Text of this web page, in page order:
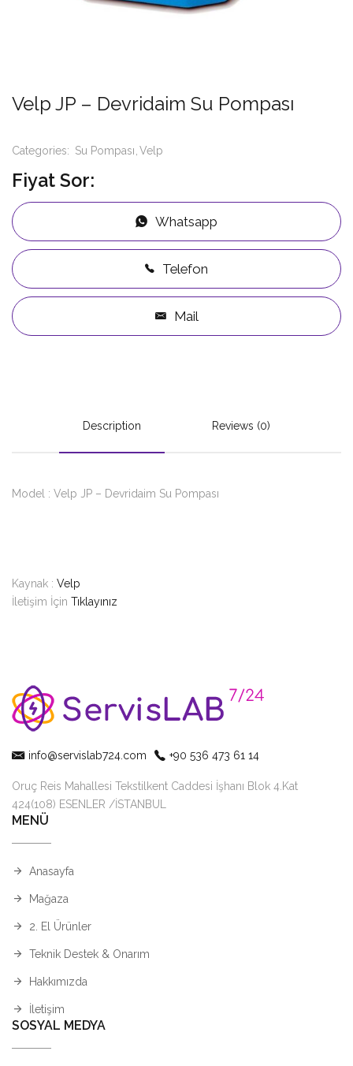
Velp JP – Devridaim Su Pompası
Categories: Su Pompası Velp
Fiyat Sor:
Whatsapp
Telefon
Mail
Description Reviews (0)
Model : Velp JP – Devridaim Su Pompası
Kaynak : Velp
İletişim İçin Tıklayınız
info@servislab724.com +90 536 473 61 14
Oruç Reis Mahallesi Tekstilkent Caddesi İşhanı Blok 4.Kat
424(108) ESENLER /İSTANBUL
MENÜ
Anasayfa
Mağaza
2. El Ürünler
Teknik Destek & Onarım
Hakkımızda
İletişim
SOSYAL MEDYA